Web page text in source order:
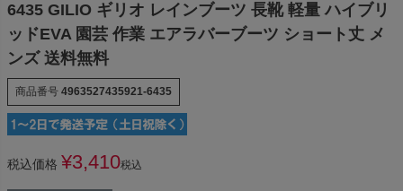
6435 GILIO ギリオ レインブーツ 長靴 軽量 ハイブリ
ッドEVA 園芸 作業 エアラバーブーツ ショート丈 メ
ンズ 送料無料
商品番号 4963527435921-6435
税込価格 ¥3,410税込